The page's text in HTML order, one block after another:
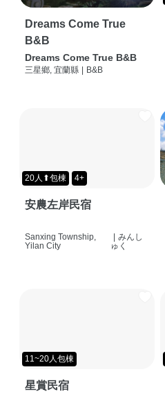
Dreams Come True
B&B
Dreams Come True B&B
三星鄉, 宜蘭縣 | B&B
20人⬆包棟 4+
安農左岸民宿
Sanxing Township,
Yilan City
| みんし
ゅく
11~20人包棟
星賞民宿